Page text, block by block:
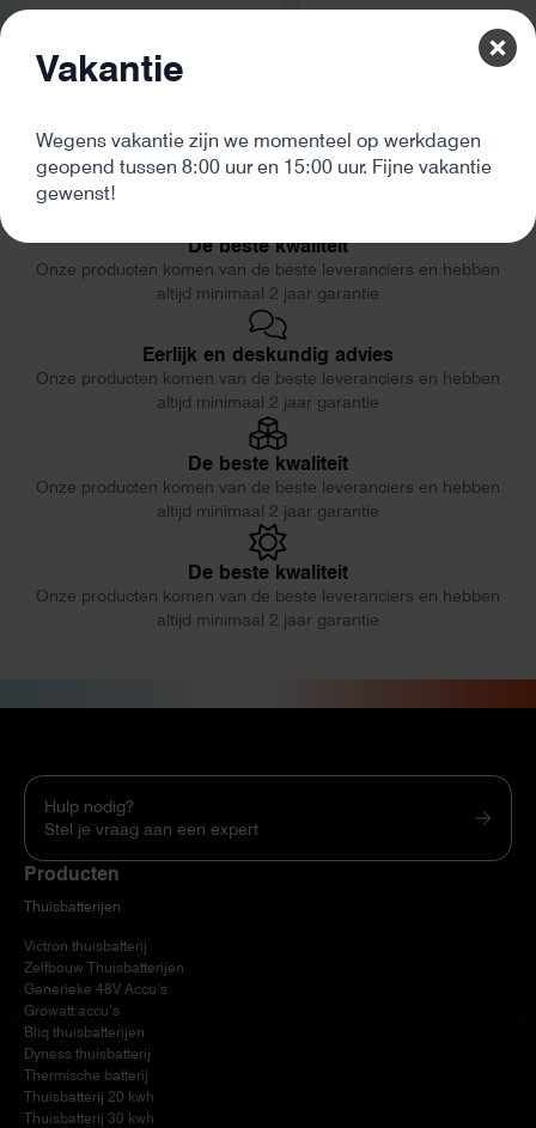
De beste kwaliteit
Onze producten komen van de beste leveranciers en hebben
altijd minimaal 2 jaar garantie
Eerlijk en deskundig advies
Onze producten komen van de beste leveranciers en hebben
altijd minimaal 2 jaar garantie
De beste kwaliteit
Onze producten komen van de beste leveranciers en hebben
altijd minimaal 2 jaar garantie
De beste kwaliteit
Onze producten komen van de beste leveranciers en hebben
altijd minimaal 2 jaar garantie
Hulp nodig?
Stel je vraag aan een expert
Producten
Thuisbatterijen
Victron thuisbatterij
Zelfbouw Thuisbatterijen
Generieke 48V Accu’s
Growatt accu’s
Bliq thuisbatterijen
Dyness thuisbatterij
Thermische batterij
Thuisbatterij 20 kwh
Thuisbatterij 30 kwh
Vakantie
Wegens vakantie zijn we momenteel op werkdagen
geopend tussen 8:00 uur en 15:00 uur. Fijne vakantie
gewenst!